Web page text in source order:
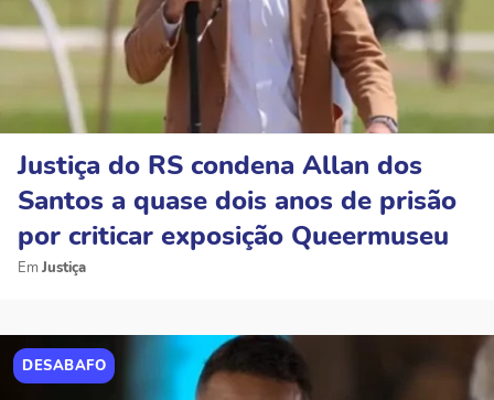
Justiça do RS condena Allan dos
Santos a quase dois anos de prisão
por criticar exposição Queermuseu
Justiça
DESABAFO